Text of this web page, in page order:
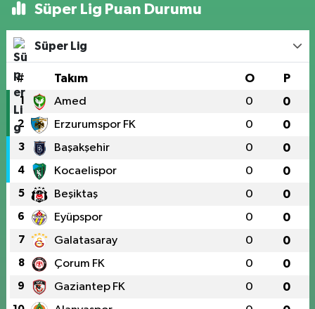
Süper Lig Puan Durumu
Süper Lig
# Takım O P
1 Amed 0 0
2 Erzurumspor FK 0 0
3 Başakşehir 0 0
4 Kocaelispor 0 0
5 Beşiktaş 0 0
6 Eyüpspor 0 0
7 Galatasaray 0 0
8 Çorum FK 0 0
9 Gaziantep FK 0 0